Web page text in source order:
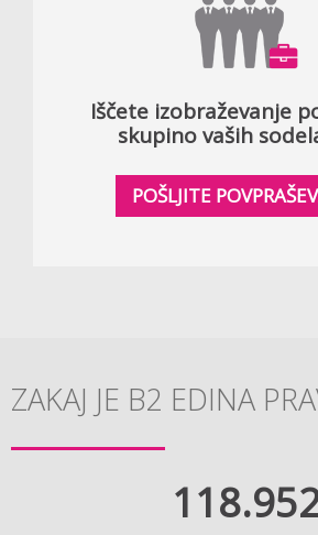
Iščete izobraževanje
skupino vaših
POŠLJITE
ZAKAJ JE B2 EDINA